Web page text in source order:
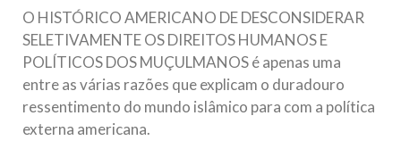
O HISTÓRICO AMERICANO DE DESCONSIDERAR
SELETIVAMENTE OS DIREITOS HUMANOS E
POLÍTICOS DOS MUÇULMANOS é apenas uma
entre as várias razões que explicam o duradouro
ressentimento do mundo islâmico para com a política
externa americana.